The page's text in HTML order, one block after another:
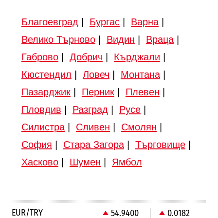
Благоевград Бургас| Варна|
Велико Търново| Видин Враца|
Габрово| Добрич Кърджали
Кюстендил
Ловеч Монтана|
Пазарджик| Перник| Плевен
Пловдив
Разград Русе|
Силистра| Сливен Смолян
София
Стара Загора| Търговище|
Хасково| Шумен Ямбол
EUR/TRY 54.9400
0.0182